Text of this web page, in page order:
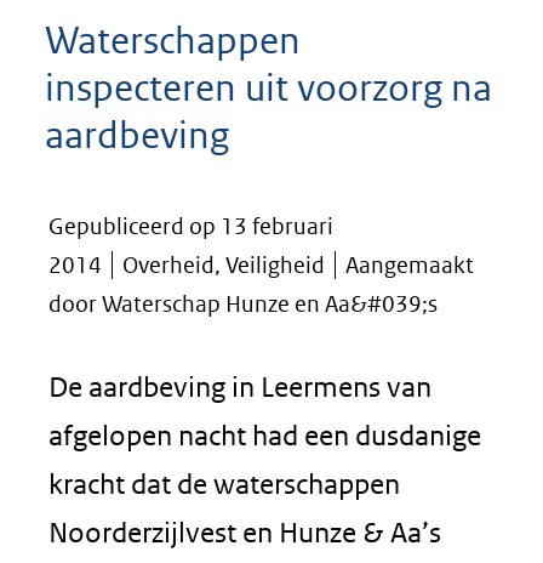
Waterschappen
inspecteren uit voorzorg na
aardbeving
Gepubliceerd op 13 februari
2014
Overheid, Veiligheid
Aangemaakt
door Waterschap Hunze en Aa&#039;s
De aardbeving in Leermens van
afgelopen nacht had een dusdanige
kracht dat de waterschappen
Noorderzijlvest en Hunze & Aa’s